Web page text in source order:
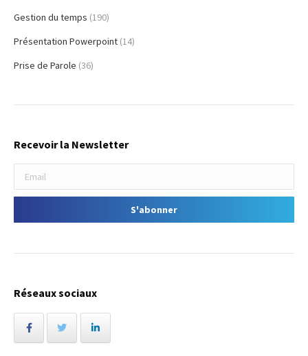
Gestion du temps (190)
Présentation Powerpoint (14)
Prise de Parole (36)
Recevoir la Newsletter
Réseaux sociaux